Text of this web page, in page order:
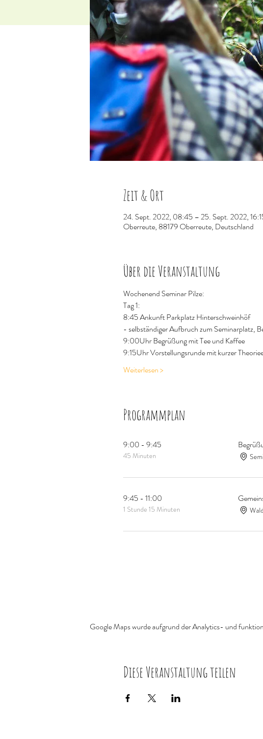
Zeit & Ort
24. Sept. 2022, 08:45 – 25. Sept. 2022,
Oberreute, 88179 Oberreute, Deutschland
Über die Veranstaltung
Wochenend Seminar Pilze:
Tag 1:
8:45 Ankunft Parkplatz Hinterschweinhöf
- selbständiger Aufbruch zum Seminarplatz,
9:00Uhr Begrüßung mit Tee und Kaffee
9:15Uhr Vorstellungsrunde mit kurzer
Weiterlesen >
Programmplan
9:00 - 9:45
45 Minuten
9:45 - 11:00
1 Stunde 15 Minuten Wald
Google Maps wurde aufgrund der Analytics- und
Diese Veranstaltung teilen